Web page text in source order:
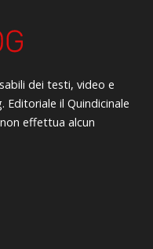
dei testi, video e
il Quindicinale
effettua alcun